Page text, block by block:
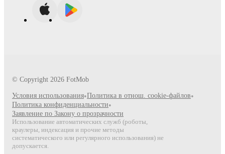
© Copyright 2026 FotMob
Условия использования•Политика в отнош. cookie-файлов•
Политика конфиденциальности•
Заявление по Закону о прозрачности
Использование автоматических служб (роботы,
краулеры, индексация и прочие методы
систематического или регулярного использования) не
допускается.